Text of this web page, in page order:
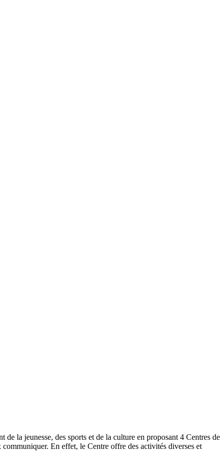
la jeunesse, des sports et de la culture en proposant 4 Centres de
En effet, le Centre offre des activités diverses et